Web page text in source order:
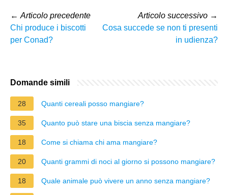
← Articolo precedente
Chi produce i biscotti
per Conad?
Articolo successivo →
Cosa succede se non ti presenti
in udienza?
Domande simili
28 Quanti cereali posso mangiare?
35 Quanto può stare una biscia senza mangiare?
18 Come si chiama chi ama mangiare?
20 Quanti grammi di noci al giorno si possono mangiare?
18 Quale animale può vivere un anno senza mangiare?